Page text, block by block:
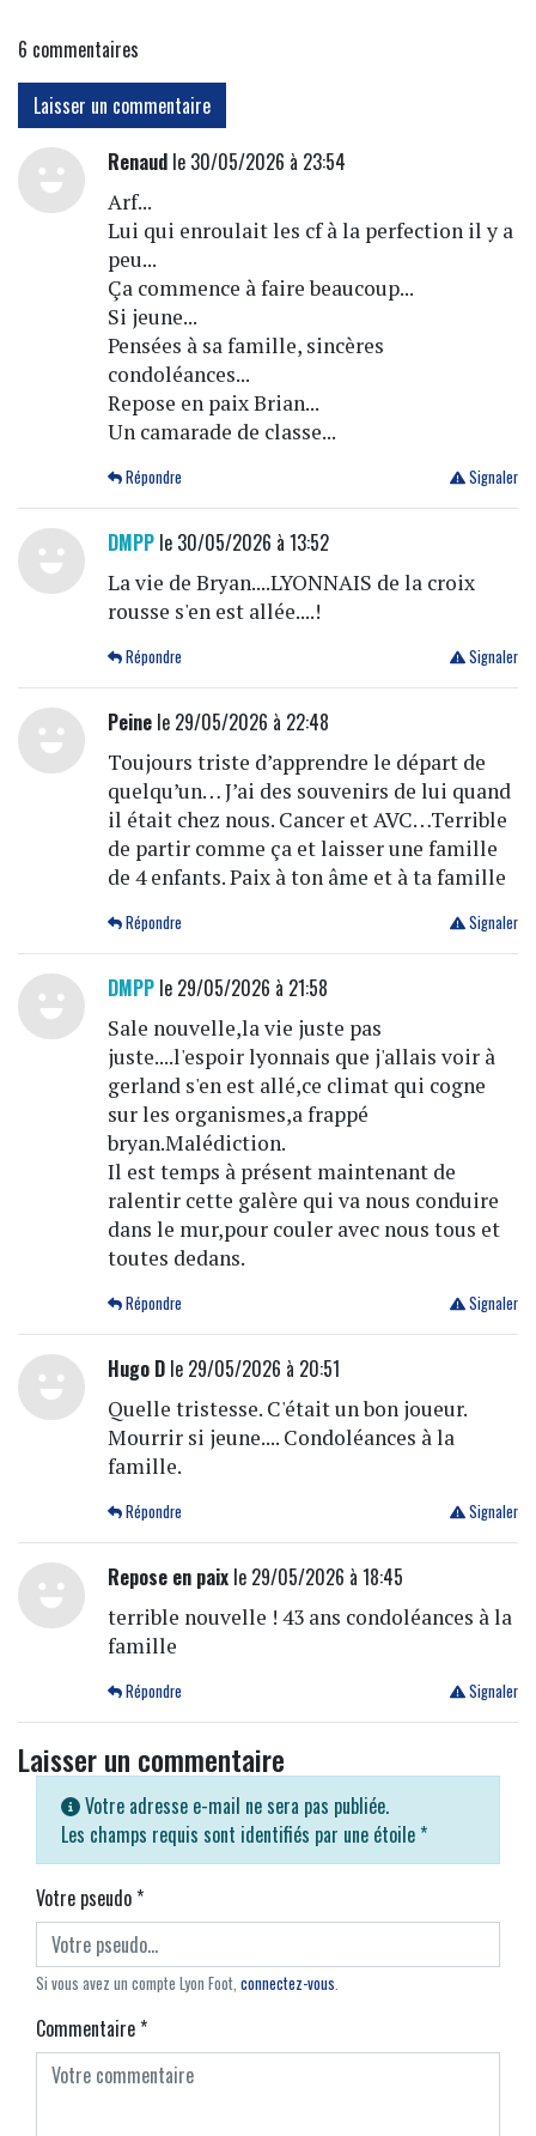
6 commentaires
Laisser un commentaire
Renaudle 30/05/2026 à 23:54
Arf...
Lui qui enroulait les cf à la perfection il y a
peu...
Ça commence à faire beaucoup...
Si jeune...
Pensées à sa famille, sincères
condoléances...
Repose en paix Brian...
Un camarade de classe...
Signaler
Répondre
DMPPle 30/05/2026 à 13:52
La vie de Bryan....LYONNAIS de la croix
rousse s'en est allée....!
Signaler
Répondre
Peinele 29/05/2026 à 22:48
Toujours triste d’apprendre le départ de
quelqu’un… J’ai des souvenirs de lui quand
il était chez nous. Cancer et AVC…Terrible
de partir comme ça et laisser une famille
de 4 enfants. Paix à ton âme et à ta famille
Signaler
Répondre
DMPPle 29/05/2026 à 21:58
Sale nouvelle,la vie juste pas
juste....l'espoir lyonnais que j'allais voir à
gerland s'en est allé,ce climat qui cogne
sur les organismes,a frappé
bryan.Malédiction.
Il est temps à présent maintenant de
ralentir cette galère qui va nous conduire
dans le mur,pour couler avec nous tous et
toutes dedans.
Signaler
Répondre
Hugo Dle 29/05/2026 à 20:51
Quelle tristesse. C'était un bon joueur.
Mourrir si jeune.... Condoléances à la
famille.
Signaler
Répondre
Repose en paixle 29/05/2026 à 18:45
terrible nouvelle ! 43 ans condoléances à la
famille
Signaler
Répondre
Laisser un commentaire
Votre adresse e-mail ne sera pas publiée.
Les champs requis sont identifiés par une étoile *
Votre pseudo*
Si vous avez un compte Lyon Foot, connectez-vous
Commentaire*